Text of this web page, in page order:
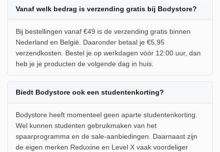
Vanaf welk bedrag is verzending gratis bij Bodystore?
Bij bestellingen vanaf €49 is de verzending gratis binnen
Nederland en België. Daaronder betaal je €5,95
verzendkosten. Bestel je op werkdagen vóór 12:00 uur, dan
heb je je producten de volgende dag in huis.
Biedt Bodystore ook een studentenkorting?
Bodystore heeft momenteel geen aparte studentenkorting.
Wel kunnen studenten gebruikmaken van het
spaarprogramma en de sale-aanbiedingen. Daarnaast zijn
de eigen merken Reduxine en Level X vaak voordeliger